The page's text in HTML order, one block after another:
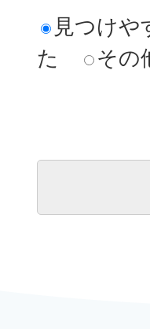
見つけや
た
その